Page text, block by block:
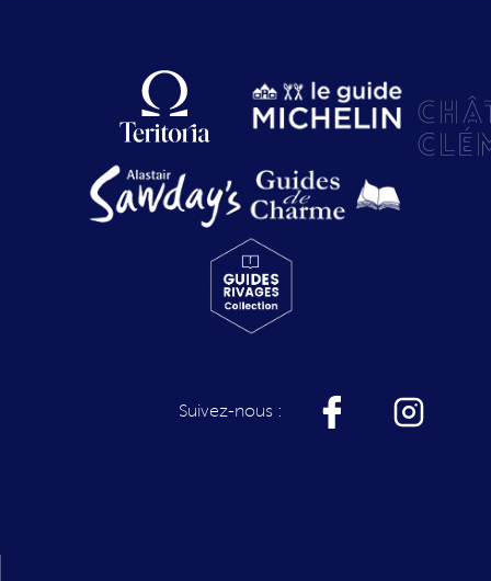
Suivez-nous :